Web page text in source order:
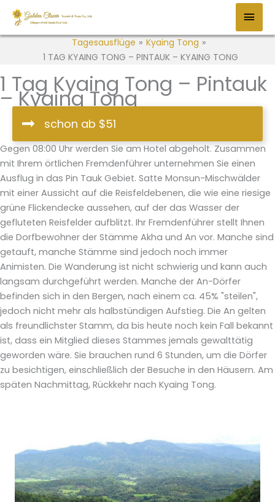
Zum
Inhalt
springen
Tagesausflüge » Kyaing Tong »
1 TAG KYAING TONG – PINTAUK – KYAING TONG
1 Tag Kyaing Tong – Pintauk
– Kyaing Tong
schon ab $51
Gegen 08:00 Uhr werden Sie am Hotel abgeholt. Zusammen
mit Ihrem örtlichen Fremdenführer unternehmen Sie einen
Ausflug in das Pin Tauk Gebiet. Satte Monsun-Mischwälder
mit einer Aussicht auf die Reisfeldebenen, die wie eine riesige
grüne Flickendecke aussehen, auf der das Wasser der
gefluteten Reisfelder aufblitzt. Ihr Fremdenführer stellt Ihnen
die Dorfbewohner der Stämme Akha und An vor. Manche sind
getauft, manche Stämme sind jedoch noch immer
Animisten. Die Wanderung ist nicht schwierig und kann auch
langsam durchgeführt werden. Manche der An-Dörfer
befinden sich in den Bergen, nach einem ca. 45% "steilen",
jedoch nicht mehr als halbstündigen Aufstieg. Die An gelten
als freundlichster Stamm, da bis heute noch kein Fall bekannt
ist, dass ein Mitglied dieses Stammes jemals gewalttätig
geworden wäre. Sie brauchen rund 6 Stunden, um die Dörfer
zu besichtigen, einschließlich der Besuche in den Häusern. Am
späten Nachmittag, Rückkehr nach Kyaing Tong.